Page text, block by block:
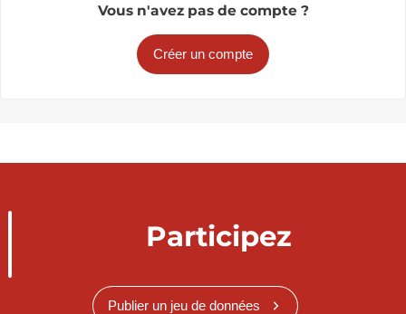
Vous n'avez pas de compte ?
Créer un compte
Participez
Publier un jeu de données